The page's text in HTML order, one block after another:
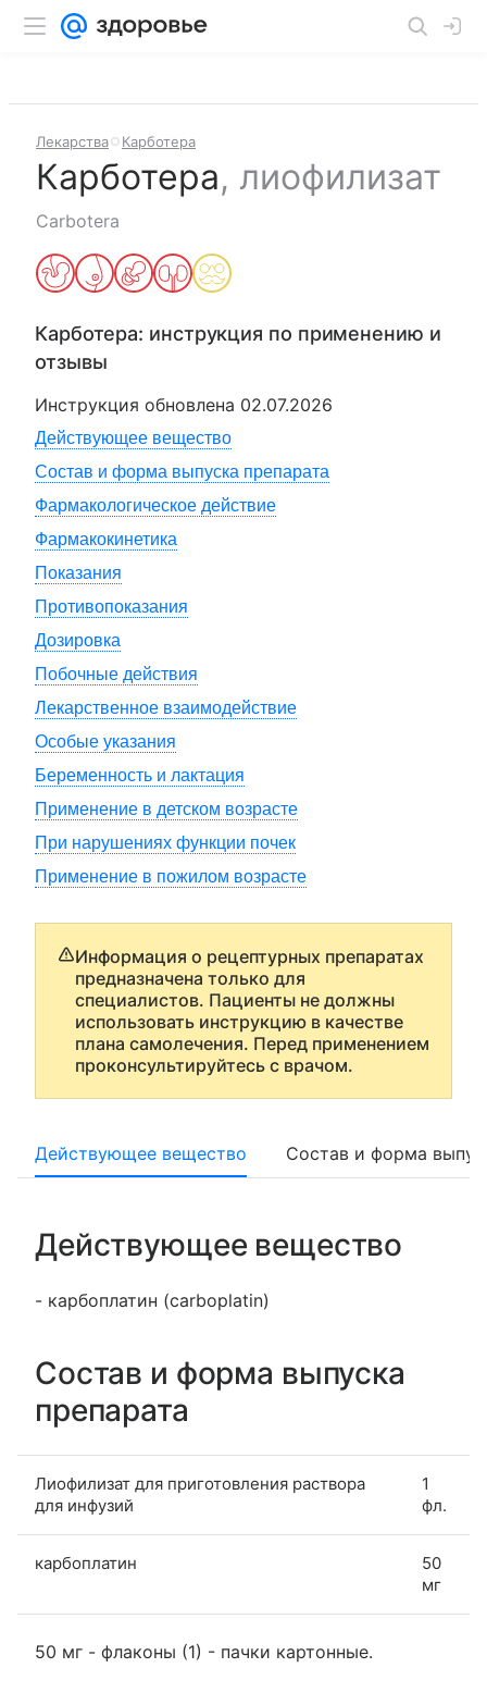
Лекарства Карботера
Карботера, лиофилизат
Carbotera
Карботера: инструкция по применению и
отзывы
Инструкция обновлена 02.07.2026
Действующее вещество
Состав и форма выпуска препарата
Фармакологическое действие
Фармакокинетика
Показания
Противопоказания
Дозировка
Побочные действия
Лекарственное взаимодействие
Особые указания
Беременность и лактация
Применение в детском возрасте
При нарушениях функции почек
Применение в пожилом возрасте
Информация о рецептурных препаратах
предназначена только для
специалистов. Пациенты не должны
использовать инструкцию в качестве
плана самолечения. Перед применением
проконсультируйтесь с врачом.
Действующее вещество Состав и форма
Действующее вещество
- карбоплатин (carboplatin)
Состав и форма выпуска
препарата
Лиофилизат для приготовления раствора
для инфузий
1
фл.
карбоплатин
50
мг
50 мг - флаконы (1) - пачки картонные.